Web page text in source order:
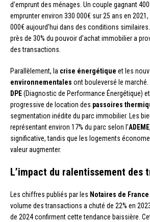
d’emprunt des ménages. Un couple gagnant
emprunter environ 330 000€ sur 25 ans en
000€ aujourd’hui dans des conditions
près de 30% du pouvoir d’achat immobilier a
des transactions.
Parallèlement, la crise énergétique et les
environnementales ont bouleversé le
DPE(Diagnostic de Performance Énergétique)
progressive de location des passoires
segmentation inédite du parc immobilier. Les
représentant environ 17% du parc selon l’ADEME
significative, tandis que les logements
valeur augmenter.
L’impact du ralentissement des
Les chiffres publiés par les Notaires de France
volume des transactions a chuté de 22% en
de 2024 confirment cette tendance baissière.